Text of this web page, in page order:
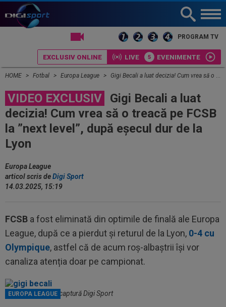
PROGRAM TV
EXCLUSIV ONLINE LIVE EVENIMENTE
HOME Fotbal Europa League Gigi Becali a luat decizia! Cum vrea să o treacă pe FCSB la ”next level”, după eșecul dur de la Lyon
VIDEO EXCLUSIV
Gigi Becali a luat
decizia! Cum vrea să o treacă pe FCSB
la ”next level”, după eșecul dur de la
Lyon
Europa League
articol scris deDigi Sport
14.03.2025, 15:19
FCSB a fost eliminată din optimile de finală ale Europa
League, după ce a pierdut și returul de la Lyon, 0-4 cu
Olympique, astfel că de acum roș-albaștrii își vor
canaliza atenția doar pe campionat.
EUROPA LEAGUE
Gigi Becali / Foto: captură Digi Sport